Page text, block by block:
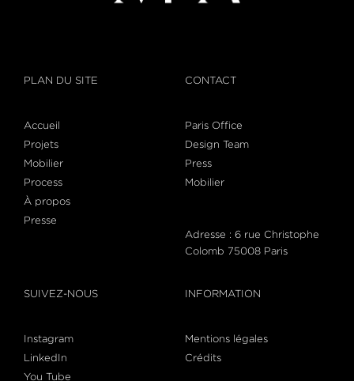
PLAN DU SITE
Accueil
Projets
Mobilier
Process
À propos
Presse
CONTACT
Paris Office
Design Team
Press
Mobilier
Adresse : 6 rue Christophe
Colomb 75008 Paris
SUIVEZ-NOUS
Instagram
LinkedIn
You Tube
INFORMATION
Mentions légales
Crédits